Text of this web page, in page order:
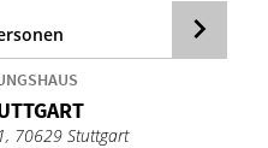
70629 Stuttgart